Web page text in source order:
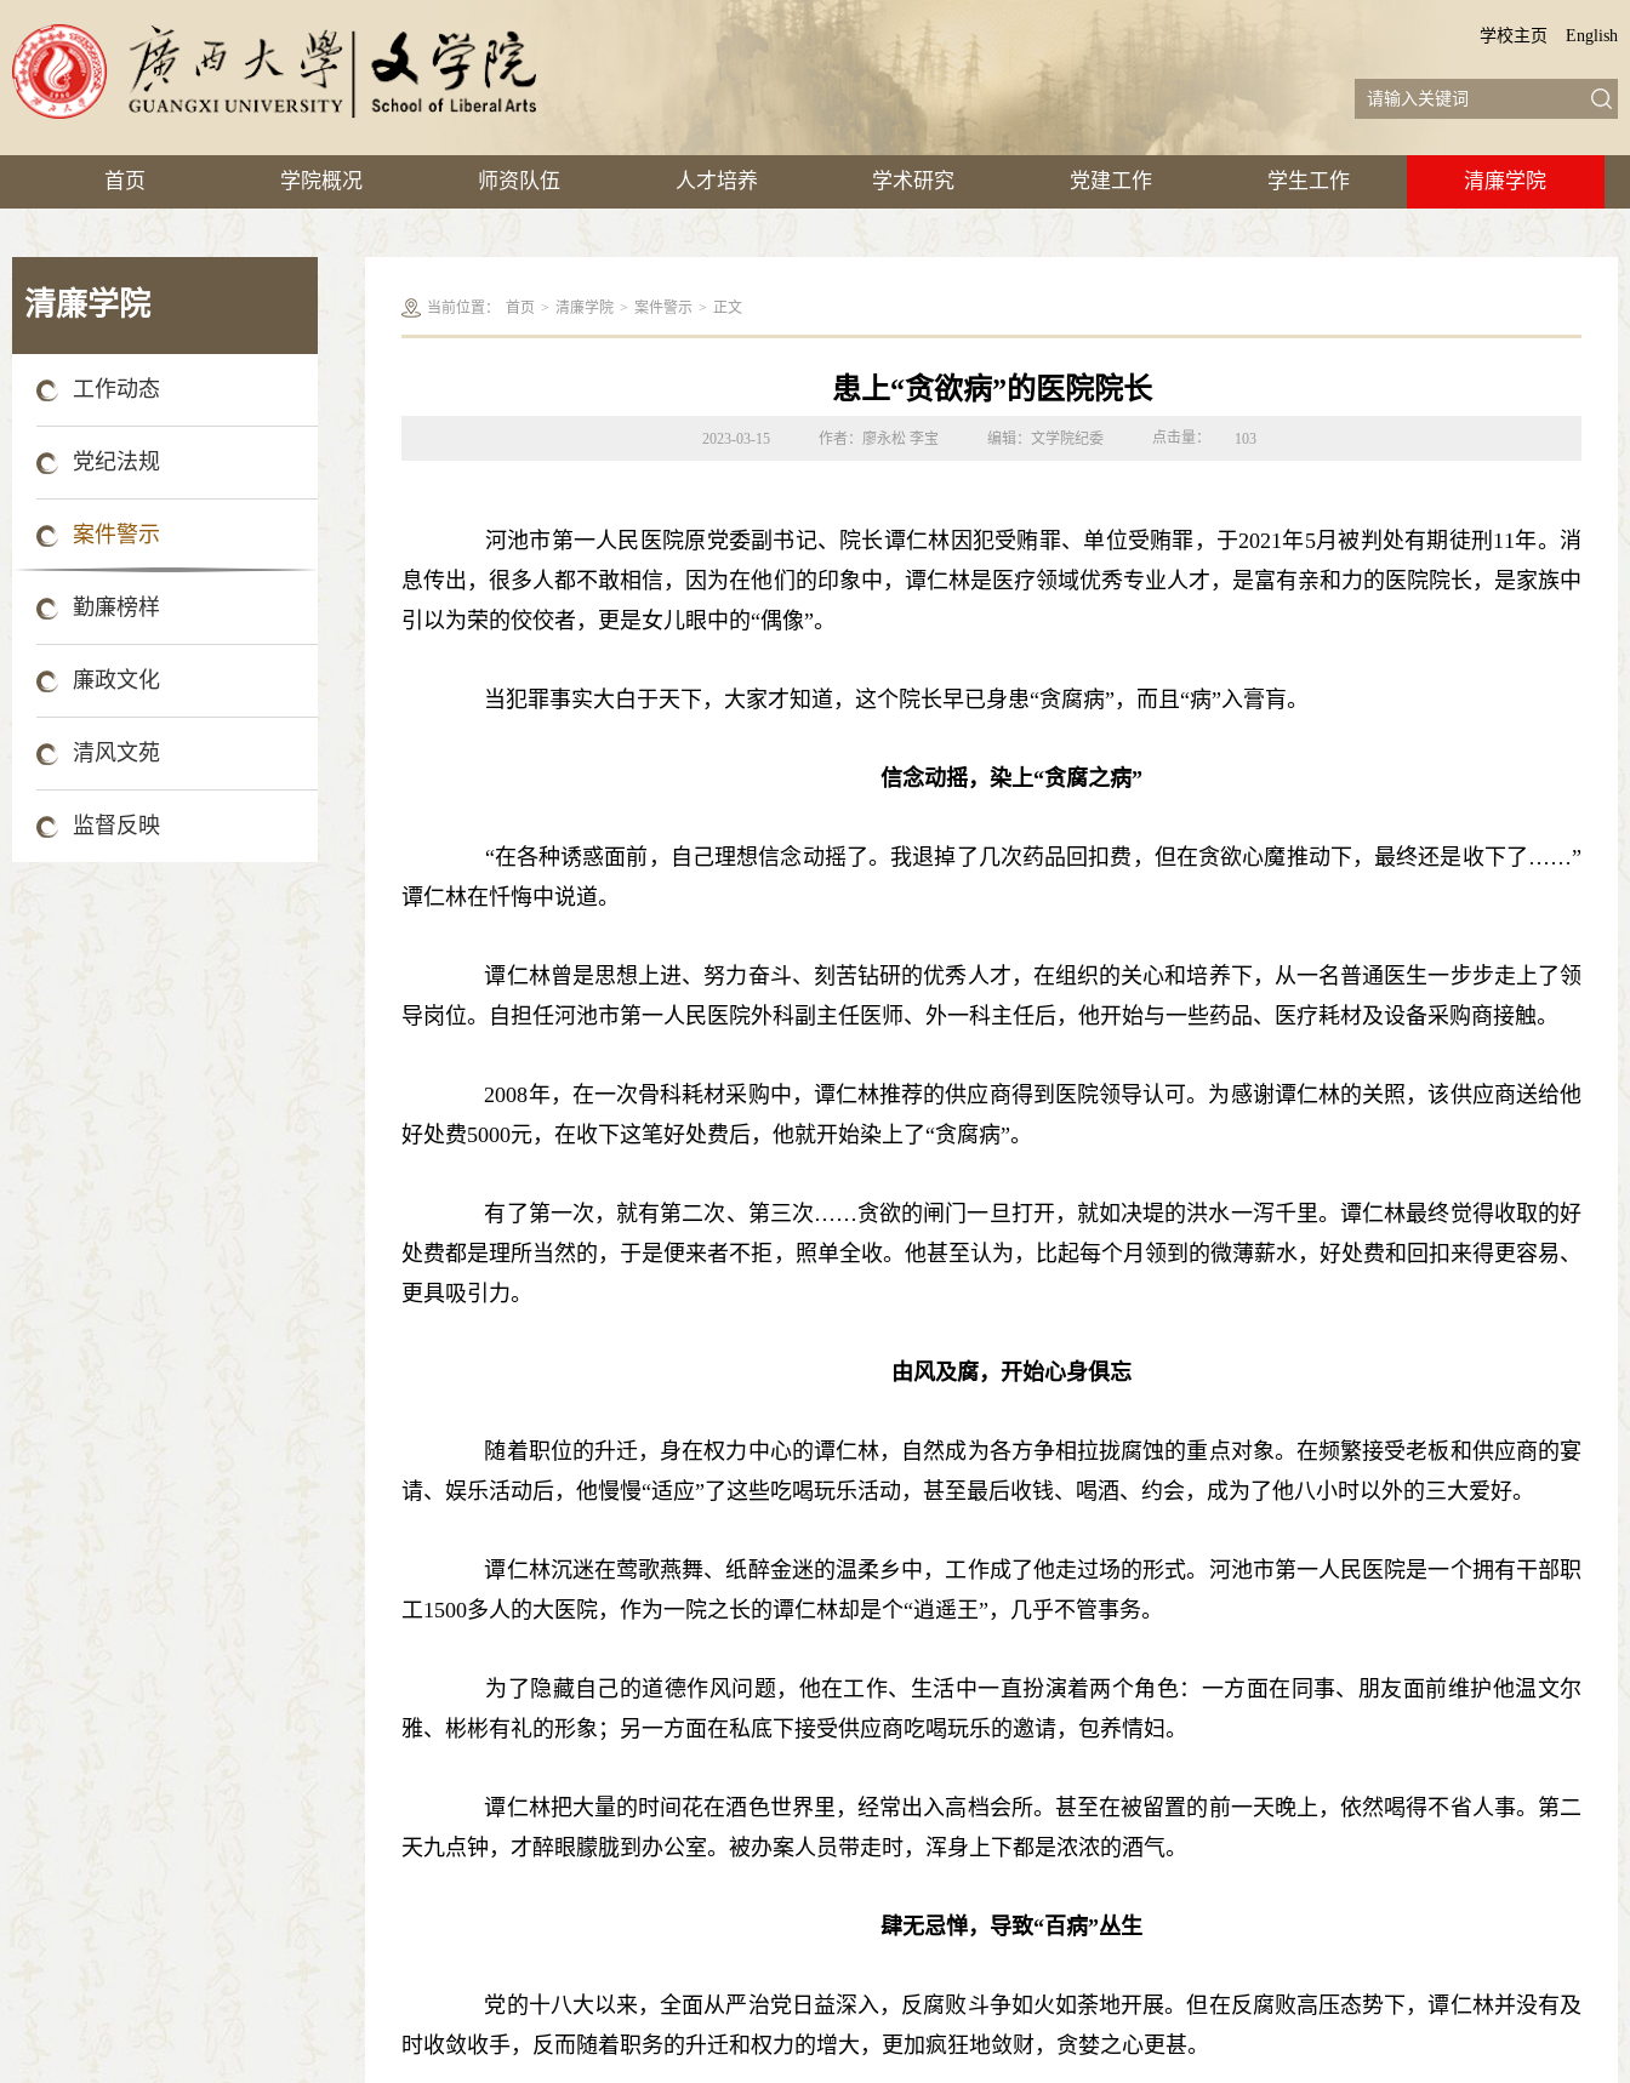
学校主页 English
首页 学院概况 师资队伍 人才培养 学术研究 党建工作 学生工作 清廉学院
清廉学院
工作动态
党纪法规
案件警示
勤廉榜样
廉政文化
清风文苑
监督反映
当前位置： 首页 > 清廉学院 > 案件警示 > 正文
患上“贪欲病”的医院院长
2023-03-15 作者：廖永松 李宝 编辑：文学院纪委 点击量： 103
河池市第一人民医院原党委副书记、院长谭仁林因犯受贿罪、单位受贿罪，于2021年5月被判处有期徒刑11年。消
息传出，很多人都不敢相信，因为在他们的印象中，谭仁林是医疗领域优秀专业人才，是富有亲和力的医院院长，是家族中
引以为荣的佼佼者，更是女儿眼中的“偶像”。
当犯罪事实大白于天下，大家才知道，这个院长早已身患“贪腐病”，而且“病”入膏肓。
信念动摇，染上“贪腐之病”
“在各种诱惑面前，自己理想信念动摇了。我退掉了几次药品回扣费，但在贪欲心魔推动下，最终还是收下了……”
谭仁林在忏悔中说道。
谭仁林曾是思想上进、努力奋斗、刻苦钻研的优秀人才，在组织的关心和培养下，从一名普通医生一步步走上了领
导岗位。自担任河池市第一人民医院外科副主任医师、外一科主任后，他开始与一些药品、医疗耗材及设备采购商接触。
2008年，在一次骨科耗材采购中，谭仁林推荐的供应商得到医院领导认可。为感谢谭仁林的关照，该供应商送给他
好处费5000元，在收下这笔好处费后，他就开始染上了“贪腐病”。
有了第一次，就有第二次、第三次……贪欲的闸门一旦打开，就如决堤的洪水一泻千里。谭仁林最终觉得收取的好
处费都是理所当然的，于是便来者不拒，照单全收。他甚至认为，比起每个月领到的微薄薪水，好处费和回扣来得更容易、
更具吸引力。
由风及腐，开始心身俱忘
随着职位的升迁，身在权力中心的谭仁林，自然成为各方争相拉拢腐蚀的重点对象。在频繁接受老板和供应商的宴
请、娱乐活动后，他慢慢“适应”了这些吃喝玩乐活动，甚至最后收钱、喝酒、约会，成为了他八小时以外的三大爱好。
谭仁林沉迷在莺歌燕舞、纸醉金迷的温柔乡中，工作成了他走过场的形式。河池市第一人民医院是一个拥有干部职
工1500多人的大医院，作为一院之长的谭仁林却是个“逍遥王”，几乎不管事务。
为了隐藏自己的道德作风问题，他在工作、生活中一直扮演着两个角色：一方面在同事、朋友面前维护他温文尔
雅、彬彬有礼的形象；另一方面在私底下接受供应商吃喝玩乐的邀请，包养情妇。
谭仁林把大量的时间花在酒色世界里，经常出入高档会所。甚至在被留置的前一天晚上，依然喝得不省人事。第二
天九点钟，才醉眼朦胧到办公室。被办案人员带走时，浑身上下都是浓浓的酒气。
肆无忌惮，导致“百病”丛生
党的十八大以来，全面从严治党日益深入，反腐败斗争如火如荼地开展。但在反腐败高压态势下，谭仁林并没有及
时收敛收手，反而随着职务的升迁和权力的增大，更加疯狂地敛财，贪婪之心更甚。